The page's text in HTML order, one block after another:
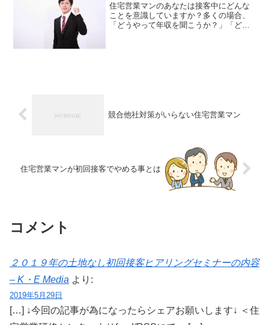
住宅営業マンのあなたは接客中にどんな
ことを意識していますか？多くの場合、
「どうやって年収を聞こうか？」「どう
競合他社対策がいらない住宅営業マン
住宅営業マンが初回接客でやめる事とは
コメント
２０１９年の土地なし初回接客ヒアリングセミナーの内容
– K・E Media より:
2019年5月29日
[…] ↓今回の記事が為になったらシェアお願いします↓ ＜住